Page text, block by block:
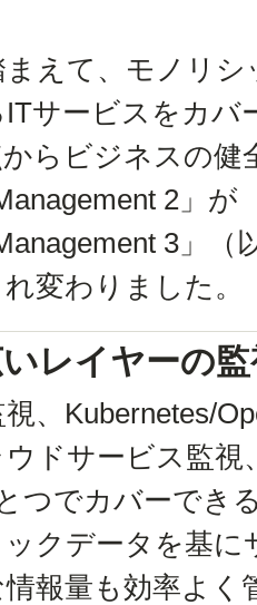
えて、モノリ
サービスをカバ
らビジネスの健
2」が
3」
変わりました。
レイヤーの
、Kubernetes/
ドサービス監
つでカバーでき
クデータを基
報量も効率よ